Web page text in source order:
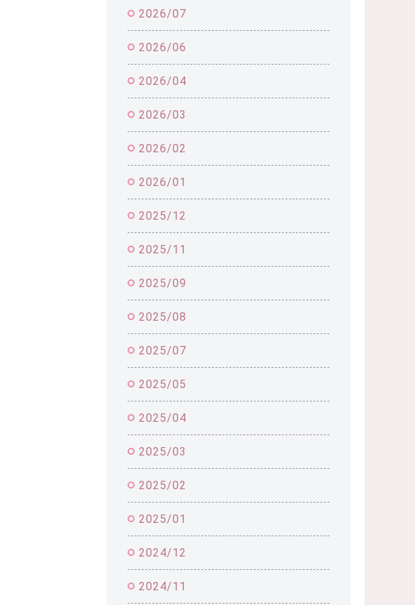
2026/07
2026/06
2026/04
2026/03
2026/02
2026/01
2025/12
2025/11
2025/09
2025/08
2025/07
2025/05
2025/04
2025/03
2025/02
2025/01
2024/12
2024/11